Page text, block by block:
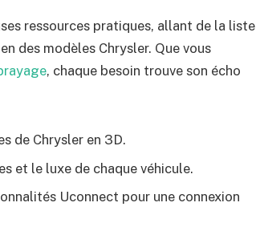
ressources pratiques, allant de la liste
des modèles Chrysler. Que vous
, chaque besoin trouve son écho
de Chrysler en 3D.
et le luxe de chaque véhicule.
Uconnect pour une connexion